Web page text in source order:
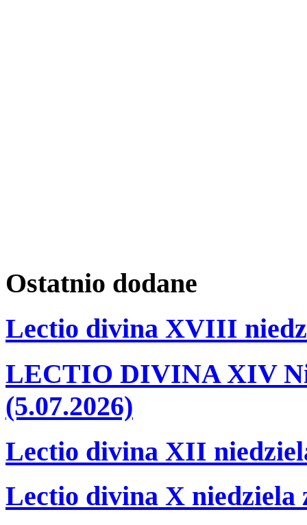
Ostatnio dodane
Lectio divina XVIII
LECTIO DIVINA XIV
(5.07.2026)
Lectio divina XII
Lectio divina X niedziela